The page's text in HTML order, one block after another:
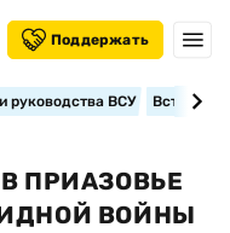
Поддержать
руководства ВСУ
ПРИАЗОВЬЕ
ВОЙНЫ